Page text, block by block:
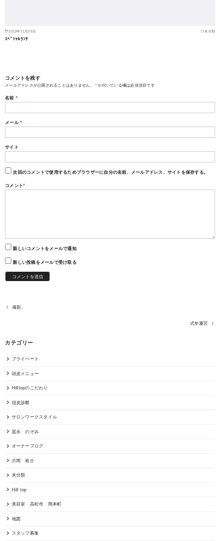
2013年11月25日 未分類
ｽﾍﾟｼｬﾙﾗﾝﾁ
コメントを残す
メールアドレスが公開されることはありません。 * が付いている欄は必須項目です
名前 *
メール *
サイト
次回のコメントで使用するためブラウザーに自分の名前、メールアドレス、サイトを保存する。
コメント*
新しいコメントをメールで通知
新しい投稿をメールで受け取る
撮影。
式年遷宮
カテゴリー
プライベート
頭皮メニュー
Hilltopのこだわり
頭皮診断
サロンワークスタイル
冨永 のぞみ
オーナーブログ
片岡 裕介
未分類
Hill top
美容室 高松市 岡本町
地図
スタッフ募集